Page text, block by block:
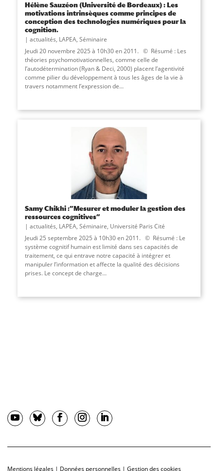
Hélène Sauzéon (Université de Bordeaux) : Les
motivations intrinsèques comme principes de
conception des technologies numériques pour la
cognition.
actualités, LAPEA, Séminaire
Jeudi 20 novembre 2025 à 10h30 en 2011. © Résumé : Les
théories psychomotivationnelles, comme celle de
l’autodétermination (Ryan & Deci, 2000) placent l’agentivité
comme pilier du développement à tous les âges de la vie à
travers notamment l’expression de...
Samy Chikhi :”Mesurer et moduler la gestion des
ressources cognitives”
actualités, LAPEA, Séminaire, Université Paris Cité
Jeudi 25 septembre 2025 à 10h30 en 2011. © Résumé : Le
système cognitif humain est limité dans ses capacités de
traitement, ce qui entrave notre capacité à intégrer et
manipuler l’information et affecte la qualité des décisions
prises. Le concept de charge...
Mentions légales | Données personnelles | Gestion des cookies